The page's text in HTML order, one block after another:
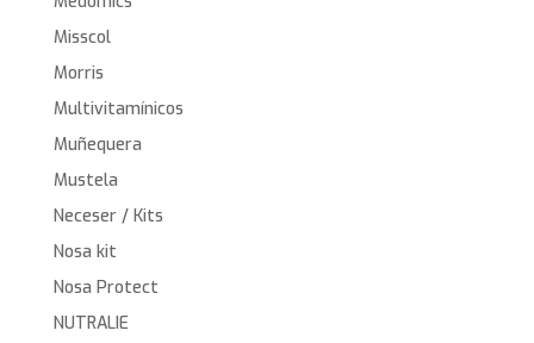
Misscol
Morris
Multivitamínicos
Muñequera
Mustela
Neceser / Kits
Nosa kit
Nosa Protect
NUTRALIE